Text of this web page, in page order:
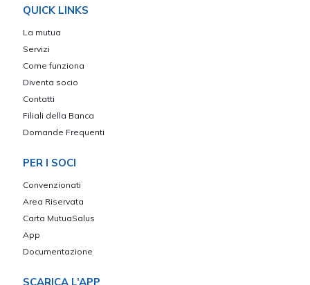
QUICK LINKS
La mutua
Servizi
Come funziona
Diventa socio
Contatti
Filiali della Banca
Domande Frequenti
PER I SOCI
Convenzionati
Area Riservata
Carta MutuaSalus
App
Documentazione
SCARICA L’APP